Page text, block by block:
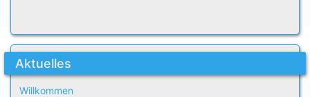
Aktuelles
Willkommen